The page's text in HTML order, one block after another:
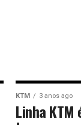
KTM 3 anos ago
Linha